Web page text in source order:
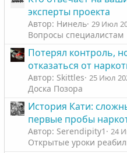
эксперты проекта
Автор: Нинель 29 Июл
Вопросы специалистам
Потерял контроль,
отказаться от
Автор: Skittles 25 Июл
Доска Позора
История Кати:
первые пробы
Автор: Serendipity1 24
Открытые уроки